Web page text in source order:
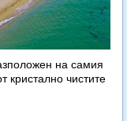
на самия
кристално чистите